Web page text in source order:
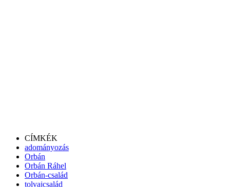
CÍMKÉK
adományozás
Orbán
Orbán Ráhel
Orbán-család
tolvajcsalád